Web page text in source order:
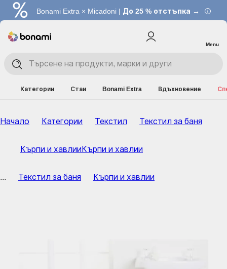
Bonami Extra × Micadoni | До 25 % отстъпка →
Menu
Категории Стаи Bonami Extra Вдъхновение
Начало Категории Текстил Текстил за баня
Кърпи и хавлии Кърпи и хавлии
... Текстил за баня Кърпи и хавлии